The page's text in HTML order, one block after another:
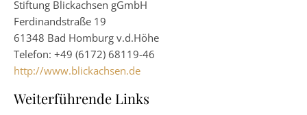
Stiftung Blickachsen gGmbH
Ferdinandstraße 19
61348 Bad Homburg v.d.Höhe
Telefon: +49 (6172) 68119-46
http://www.blickachsen.de
Weiterführende Links